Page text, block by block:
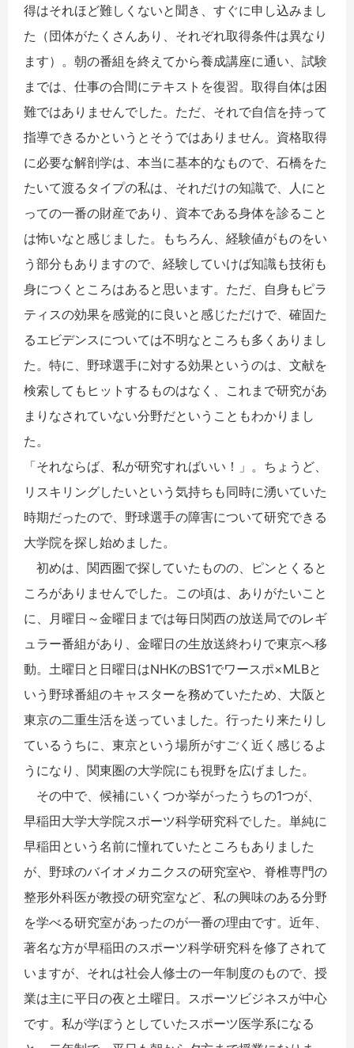
得はそれほど難しくないと聞き、すぐに申し込みまし
た（団体がたくさんあり、それぞれ取得条件は異なり
ます）。朝の番組を終えてから養成講座に通い、試験
までは、仕事の合間にテキストを復習。取得自体は困
難ではありませんでした。ただ、それで自信を持って
指導できるかというとそうではありません。資格取得
に必要な解剖学は、本当に基本的なもので、石橋をた
たいて渡るタイプの私は、それだけの知識で、人にと
っての一番の財産であり、資本である身体を診ること
は怖いなと感じました。もちろん、経験値がものをい
う部分もありますので、経験していけば知識も技術も
身につくところはあると思います。ただ、自身もピラ
ティスの効果を感覚的に良いと感じただけで、確固た
るエビデンスについては不明なところも多くありまし
た。特に、野球選手に対する効果というのは、文献を
検索してもヒットするものはなく、これまで研究があ
まりなされていない分野だということもわかりまし
た。
「それならば、私が研究すればいい！」。ちょうど、
リスキリングしたいという気持ちも同時に湧いていた
時期だったので、野球選手の障害について研究できる
大学院を探し始めました。
初めは、関西圏で探していたものの、ピンとくると
ころがありませんでした。この頃は、ありがたいこと
に、月曜日～金曜日までは毎日関西の放送局でのレギ
ュラー番組があり、金曜日の生放送終わりで東京へ移
動。土曜日と日曜日はNHKのBS1でワースポ×MLBと
いう野球番組のキャスターを務めていたため、大阪と
東京の二重生活を送っていました。行ったり来たりし
ているうちに、東京という場所がすごく近く感じるよ
うになり、関東圏の大学院にも視野を広げました。
その中で、候補にいくつか挙がったうちの1つが、
早稲田大学大学院スポーツ科学研究科でした。単純に
早稲田という名前に憧れていたところもありました
が、野球のバイオメカニクスの研究室や、脊椎専門の
整形外科医が教授の研究室など、私の興味のある分野
を学べる研究室があったのが一番の理由です。近年、
著名な方が早稲田のスポーツ科学研究科を修了されて
いますが、それは社会人修士の一年制度のもので、授
業は主に平日の夜と土曜日。スポーツビジネスが中心
です。私が学ぼうとしていたスポーツ医学系になる